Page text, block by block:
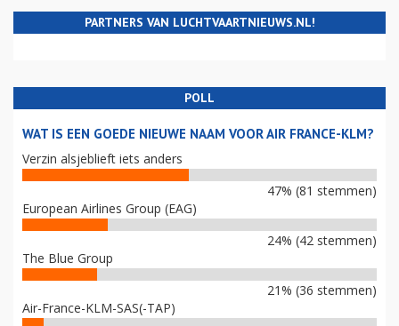
PARTNERS VAN LUCHTVAARTNIEUWS.NL!
POLL
WAT IS EEN GOEDE NIEUWE NAAM VOOR AIR FRANCE-KLM?
Verzin alsjeblieft iets anders
47% (81 stemmen)
European Airlines Group (EAG)
24% (42 stemmen)
The Blue Group
21% (36 stemmen)
Air-France-KLM-SAS(-TAP)